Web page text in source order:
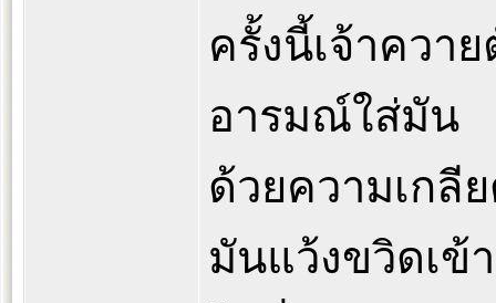
ครั้งนี้เจ้าควา
อารมณ์ใส่มัน
ด้วยความเกลี
มันแว้งขวิดเข้